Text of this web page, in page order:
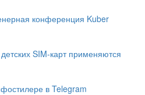
конференция Kuber
SIM-карт применяются
в Telegram